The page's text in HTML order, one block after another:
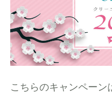
こちらのキャンペーン